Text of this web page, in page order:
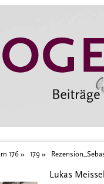
Hoffmann. Eine
176 179
Lukas Meissel